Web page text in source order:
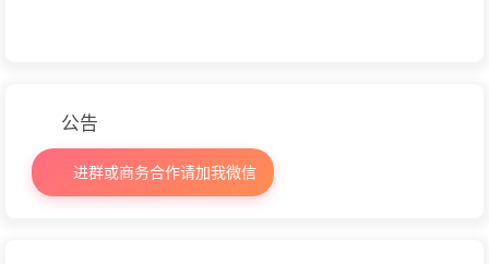
公告
进群或商务合作请加我微信